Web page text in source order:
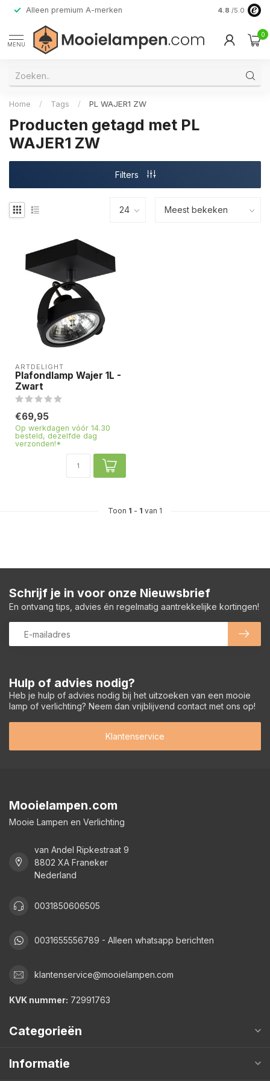
Alleen premium A-merken 4.8 /5.0
MENU
0
Home / Tags / PL WAJER1 ZW
Producten getagd met PL
WAJER1 ZW
Filters
ARTDELIGHT
Plafondlamp Wajer 1L -
Zwart
€69,95
Op werkdagen vóór 14.30
besteld, dezelfde dag
verzonden!*
Toon 1 - 1 van 1
Hulp of advies nodig?
Heb je hulp of advies nodig bij het uitzoeken van een mooie
lamp of verlichting? Neem dan vrijblijvend contact met ons op!
Klantenservice
Schrijf je in voor onze Nieuwsbrief
En ontvang tips, advies én regelmatig aantrekkelijke kortingen!
Mooielampen.com
Mooie Lampen en Verlichting
van Andel Ripkestraat 9
8802 XA Franeker
Nederland
0031850606505
0031655556789 - Alleen whatsapp berichten
klantenservice@mooielampen.com
KVK nummer: 72991763
Categorieën
Informatie